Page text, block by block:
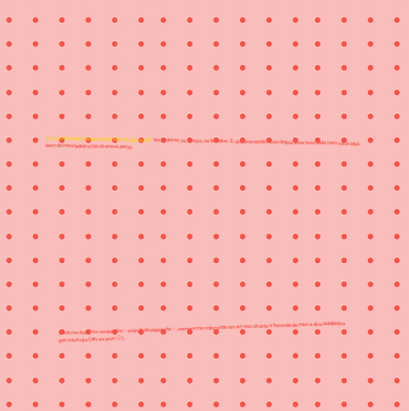
Ai, a gente já brilhou em todo tipo de palco, né?
No caderno, no estojo, na timeline. E, sinceramente? Que delícia viver isso tudo com você aqui, bem do meu ladinho (tô chorosa, para).
Você me fez uma verdadeira ✨estrela da papelaria✨ , sempre me colocando em #1 nos charts e fazendo de mim a diva babilônica
que sou hoje (ain, eu amo 🤧).